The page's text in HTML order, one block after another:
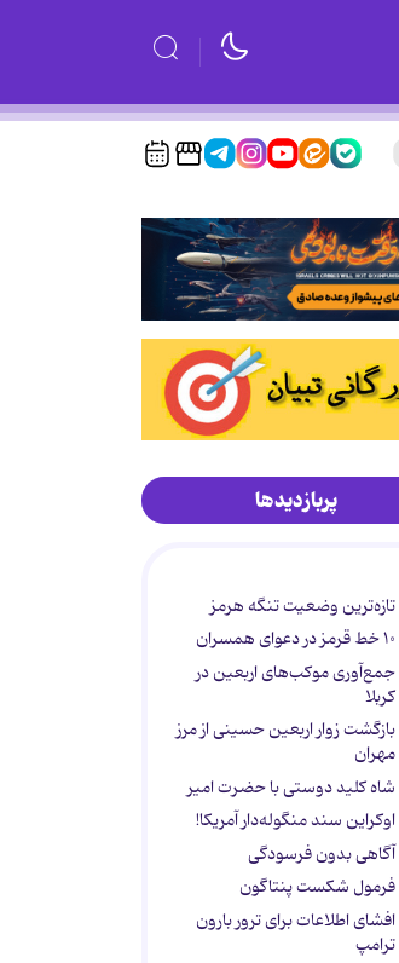
پربازدیدها
تازه‌ترین وضعیت تنگه هرمز
۱۰ خط قرمز در دعوای همسران
جمع‌آوری موکب‌های اربعین در
کربلا
بازگشت زوار اربعین حسینی از مرز
مهران
شاه کلید دوستی با حضرت امیر
اوکراین سند منگوله‌دار آمریکا!
آگاهی بدون فرسودگی
فرمول شکست پنتاگون
افشای اطلاعات برای ترور بارون
ترامپ